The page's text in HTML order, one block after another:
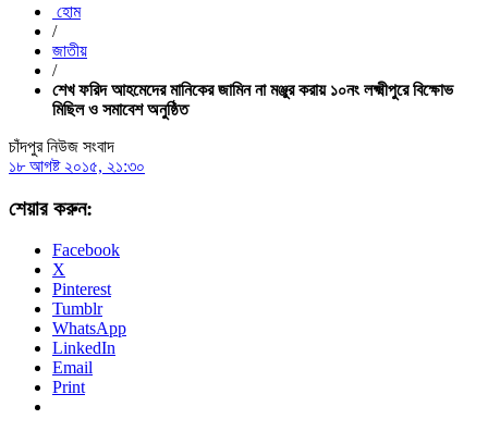
হোম
/
জাতীয়
/
শেখ ফরিদ আহমেদের মানিকের জামিন না মঞ্জুর করায় ১০নং লক্ষ্মীপুরে বিক্ষোভ
মিছিল ও সমাবেশ অনুষ্ঠিত
চাঁদপুর নিউজ সংবাদ
১৮ আগষ্ট ২০১৫, ২১:৩০
শেয়ার করুন:
Facebook
X
Pinterest
Tumblr
WhatsApp
LinkedIn
Email
Print